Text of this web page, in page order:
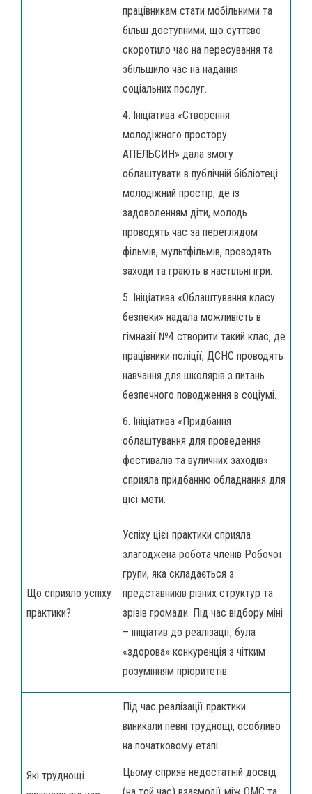
працівникам стати мобільними та
більш доступними, що суттєво
скоротило час на пересування та
збільшило час на надання
соціальних послуг.
4. Ініціатива «Створення
молодіжного простору
АПЕЛЬСИН» дала змогу
облаштувати в публічній бібліотеці
молодіжний простір, де із
задоволенням діти, молодь
проводять час за переглядом
фільмів, мультфільмів, проводять
заходи та грають в настільні ігри.
5. Ініціатива «Облаштування класу
безпеки» надала можливість в
гімназії №4 створити такий клас, де
працівники поліції, ДСНС проводять
навчання для школярів з питань
безпечного поводження в соціумі.
6. Ініціатива «Придбання
облаштування для проведення
фестивалів та вуличних заходів»
сприяла придбанню обладнання для
цієї мети.
Що сприяло успіху
практики?
Успіху цієї практики сприяла
злагоджена робота членів Робочої
групи, яка складається з
представників різних структур та
зрізів громади. Під час відбору міні
– ініціатив до реалізації, була
«здорова» конкуренція з чітким
розумінням пріоритетів.
Які труднощі
Під час реалізації практики
виникали певні труднощі, особливо
на початковому етапі.
Цьому сприяв недостатній досвід